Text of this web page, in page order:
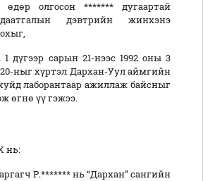
олгосон ******* дугаартай
дэвтрийн жинхэнэ
дүгээр сарын 21-нээс 1992 оны 3
ныг хүртэл Дархан-Уул аймгийн
лаборантаар ажиллаж байсныг
өгнө үү гэжээ.
нь:
Р.******* нь “Дархан” сангийн